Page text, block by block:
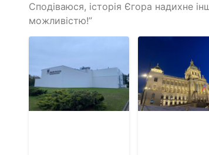
Сподіваюся, історія Єгора надихне
можливістю!”